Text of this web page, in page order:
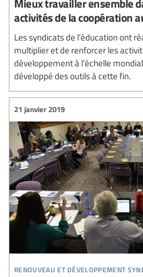
activités de la coopération
Les syndicats de l’éducation ont
multiplier et de renforcer les
développement à l’échelle
développé des outils à cette fin.
renouveau et développement
21 janvier 2019